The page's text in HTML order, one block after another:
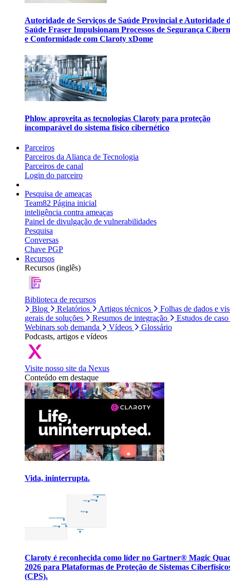
Autoridade de Serviços de Saúde Provincial e Autoridade
Saúde Fraser Impulsionam Processos de Segurança
e Conformidade com Claroty xDome
Phlow aproveita as tecnologias Claroty para proteção
incomparável do sistema físico cibernético
Parceiros
Parceiros da Aliança de Tecnologia
Parceiros de canal
Login do parceiro
Pesquisa de ameaças
Team82 Página inicial
inteligência contra ameaças
Painel de divulgação de vulnerabilidades
Pesquisa
Conversas
Chave PGP
Recursos
Recursos (inglês)
Biblioteca de recursos
Blog
Relatórios Artigos técnicos
Folhas de dados e
gerais de soluções
Resumos de integração
Estudos de caso
Webinars sob demanda
Vídeos
Glossário
Podcasts, artigos e vídeos
Visite nosso site da Nexus
Conteúdo em destaque
Vida, ininterrupta.
Claroty é reconhecida como líder no Gartner® Magic
2026 para Plataformas de Proteção de Sistemas
(CPS).